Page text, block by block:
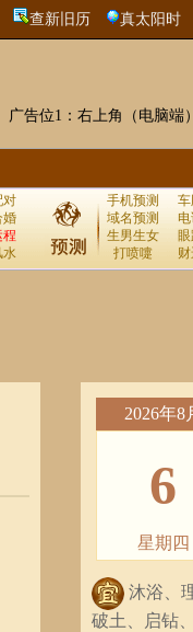
查新旧历 真太阳时
广告位1：右上角（电脑端）
对
婚
程
水
手机预测 车
域名预测
电
生男生女
打喷嚏
2026年8
6
星期四
沐浴、
破土、启钻